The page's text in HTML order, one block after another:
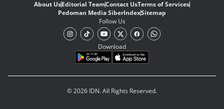
About UsEditorial TeamContact UsTerms of Services
Pedoman Media SiberIndexSitemap
Follow Us
Download
© 2026 IDN. All Rights Reserved.